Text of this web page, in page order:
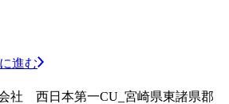
進む
社 西日本第一CU_宮崎県東諸県郡